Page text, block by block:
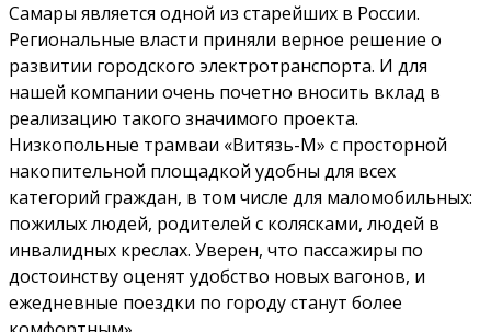
Самары является одной из старейших в России.
Региональные власти приняли верное решение о
развитии городского электротранспорта. И для
нашей компании очень почетно вносить вклад в
реализацию такого значимого проекта.
Низкопольные трамваи «Витязь-М» с просторной
накопительной площадкой удобны для всех
категорий граждан, в том числе для маломобильных:
пожилых людей, родителей с колясками, людей в
инвалидных креслах. Уверен, что пассажиры по
достоинству оценят удобство новых вагонов, и
ежедневные поездки по городу станут более